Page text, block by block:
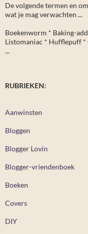
De volgende termen en
wat je mag verwachten ...
Boekenworm * Baking-
Listomaniac * Hufflepuff *
...
RUBRIEKEN:
Aanwinsten
Bloggen
Blogger Lovin
Blogger-vriendenboek
Boeken
Covers
DIY